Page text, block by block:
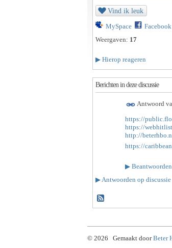
Vind ik leuk
MySpace
Facebook
Weergaven: 17
▶ Hierop reageren
Berichten in deze discussie
Antwoord
https://
https://
http://
https://
▶ Beantwoorden
▶Antwoorden op discussie
© 2026 Gemaakt doorBeter